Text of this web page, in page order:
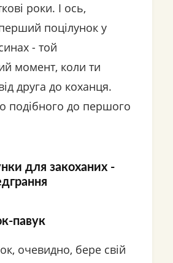
роки. І ось,
поцілунок у
- той
момент, коли ти
друга до коханця.
подібного до першого
для закоханих -
павук
очевидно, бере свій